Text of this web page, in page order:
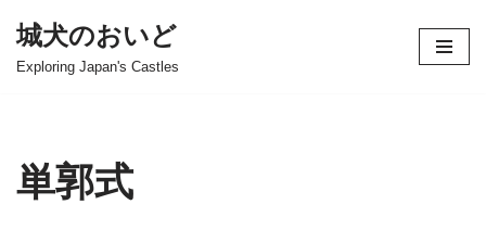
コ
ツ
へ
城犬のおいど
Exploring Japan's Castles
単郭式